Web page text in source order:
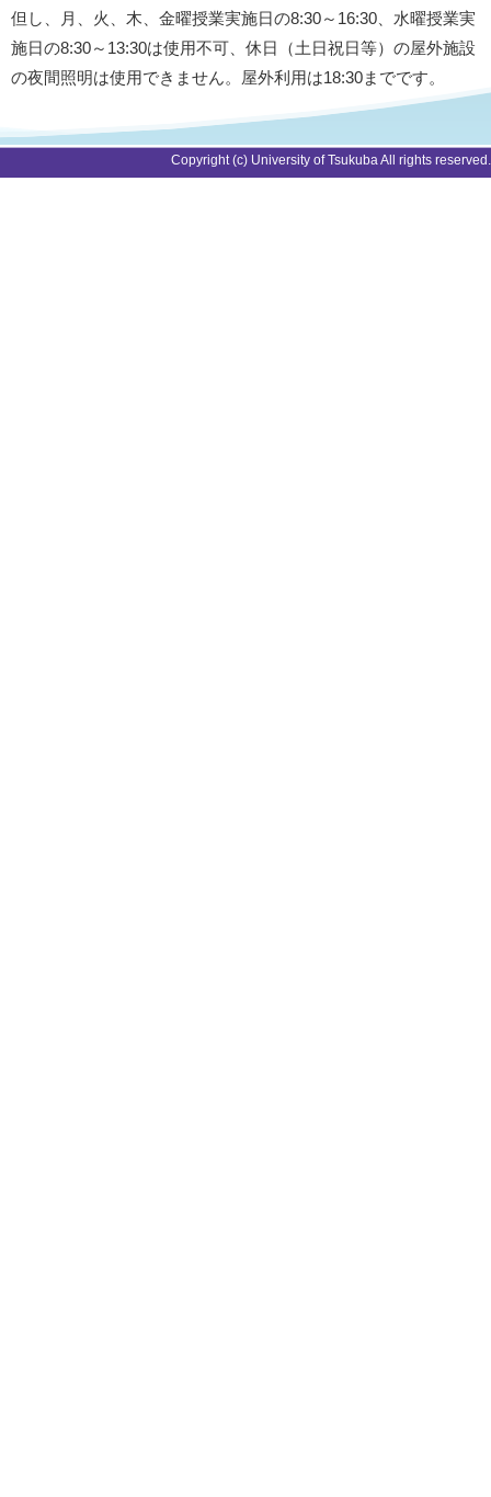
但し、月、火、木、金曜授業実施日の8:30～16:30、水曜授業実
施日の8:30～13:30は使用不可、休日（土日祝日等）の屋外施設
の夜間照明は使用できません。屋外利用は18:30までです。
Copyright (c) University of Tsukuba All rights reserved.